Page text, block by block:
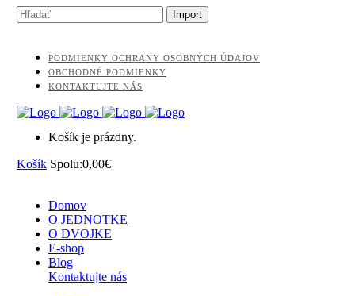
PODMIENKY OCHRANY OSOBNÝCH ÚDAJOV
OBCHODNÉ PODMIENKY
KONTAKTUJTE NÁS
Košík je prázdny.
Košík Spolu:0,00€
Domov
O JEDNOTKE
O DVOJKE
E-shop
Blog
Kontaktujte nás